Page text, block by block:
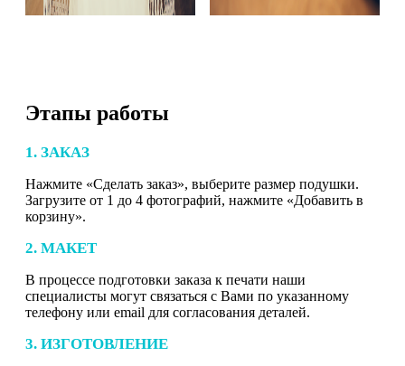
Этапы работы
1. ЗАКАЗ
Нажмите «Сделать заказ», выберите размер подушки.
Загрузите от 1 до 4 фотографий, нажмите «Добавить в
корзину».
2. МАКЕТ
В процессе подготовки заказа к печати наши
специалисты могут связаться с Вами по указанному
телефону или email для согласования деталей.
3. ИЗГОТОВЛЕНИЕ